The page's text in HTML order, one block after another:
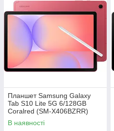
Планшет Samsung Galaxy
Tab S10 Lite 5G 6/128GB
Coralred (SM-X406BZRR)
Global version
В наявності